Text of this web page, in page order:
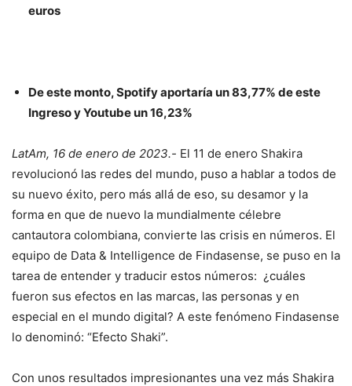
euros
De este monto, Spotify aportaría un 83,77% de este
Ingreso y Youtube un 16,23%
LatAm, 16 de enero de 2023.- El 11 de enero Shakira
revolucionó las redes del mundo, puso a hablar a todos de
su nuevo éxito, pero más allá de eso, su desamor y la
forma en que de nuevo la mundialmente célebre
cantautora colombiana, convierte las crisis en números. El
equipo de Data & Intelligence de Findasense, se puso en la
tarea de entender y traducir estos números: ¿cuáles
fueron sus efectos en las marcas, las personas y en
especial en el mundo digital? A este fenómeno Findasense
lo denominó: “Efecto Shaki”.
Con unos resultados impresionantes una vez más Shakira